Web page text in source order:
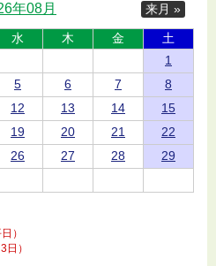
来月 »
年08月
水 木 金
土
1
5 6 7
8
12 13 14
15
19 20 21
22
26 27 28
29
）
）